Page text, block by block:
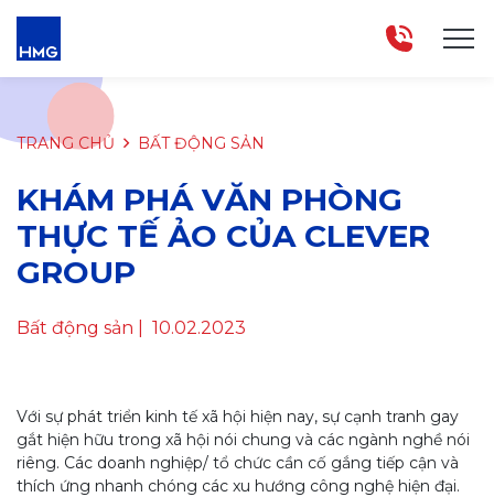
TRANG CHỦ BẤT ĐỘNG SẢN
KHÁM PHÁ VĂN PHÒNG
THỰC TẾ ẢO CỦA CLEVER
GROUP
Bất động sản | 10.02.2023
Với sự phát triển kinh tế xã hội hiện nay, sự cạnh tranh gay
gắt hiện hữu trong xã hội nói chung và các ngành nghề nói
riêng. Các doanh nghiệp/ tổ chức cần cố gắng tiếp cận và
thích ứng nhanh chóng các xu hướng công nghệ hiện đại.